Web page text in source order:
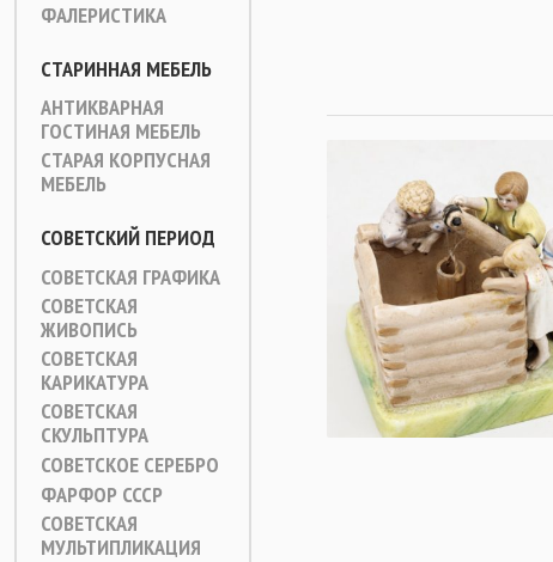
ФАЛЕРИСТИКА
СТАРИННАЯ МЕБЕЛЬ
АНТИКВАРНАЯ
ГОСТИНАЯ МЕБЕЛЬ
СТАРАЯ КОРПУСНАЯ
МЕБЕЛЬ
СОВЕТСКИЙ ПЕРИОД
СОВЕТСКАЯ ГРАФИКА
СОВЕТСКАЯ
ЖИВОПИСЬ
СОВЕТСКАЯ
КАРИКАТУРА
СОВЕТСКАЯ
СКУЛЬПТУРА
СОВЕТСКОЕ СЕРЕБРО
ФАРФОР СССР
СОВЕТСКАЯ
МУЛЬТИПЛИКАЦИЯ